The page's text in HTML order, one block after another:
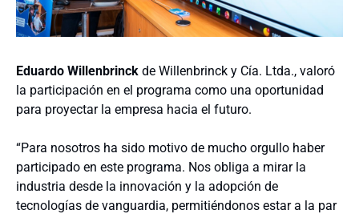
Eduardo Willenbrinck de Willenbrinck y Cía. Ltda., valoró
la participación en el programa como una oportunidad
para proyectar la empresa hacia el futuro.
“Para nosotros ha sido motivo de mucho orgullo haber
participado en este programa. Nos obliga a mirar la
industria desde la innovación y la adopción de
tecnologías de vanguardia, permitiéndonos estar a la par